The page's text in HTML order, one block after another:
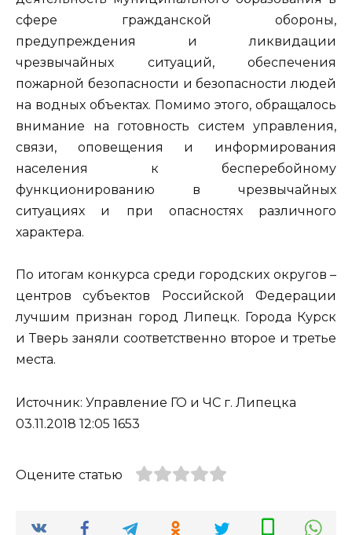
сфере гражданской обороны,
предупреждения и ликвидации
чрезвычайных ситуаций, обеспечения
пожарной безопасности и безопасности людей
на водных объектах. Помимо этого, обращалось
внимание на готовность систем управления,
связи, оповещения и информирования
населения к бесперебойному
функционированию в чрезвычайных
ситуациях и при опасностях различного
характера.
По итогам конкурса среди городских округов –
центров субъектов Российской Федерации
лучшим признан город Липецк. Города Курск
и Тверь заняли соответственно второе и третье
места.
Источник: Управление ГО и ЧС г. Липецка
03.11.2018 12:05 1653
Оцените статью